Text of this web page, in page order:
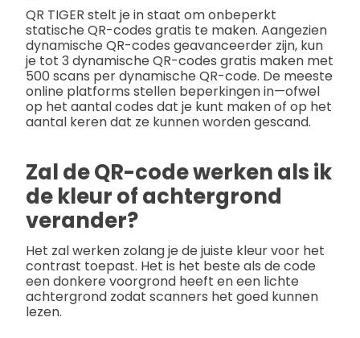
QR TIGER stelt je in staat om onbeperkt
statische QR-codes gratis te maken. Aangezien
dynamische QR-codes geavanceerder zijn, kun
je tot 3 dynamische QR-codes gratis maken met
500 scans per dynamische QR-code. De meeste
online platforms stellen beperkingen in—ofwel
op het aantal codes dat je kunt maken of op het
aantal keren dat ze kunnen worden gescand.
Zal de QR-code werken als ik
de kleur of achtergrond
verander?
Het zal werken zolang je de juiste kleur voor het
contrast toepast. Het is het beste als de code
een donkere voorgrond heeft en een lichte
achtergrond zodat scanners het goed kunnen
lezen.